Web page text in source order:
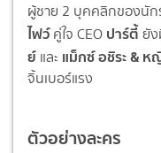
ผู้ชาย 2 บุคคลิกของนั
ไฟว์คู่ใจ CEO ปาร์ตี้ยั
ย์ และ แม็กซ์อชิระ&ห
จิ้นเบอร์แรง
ตัวอย่างละคร